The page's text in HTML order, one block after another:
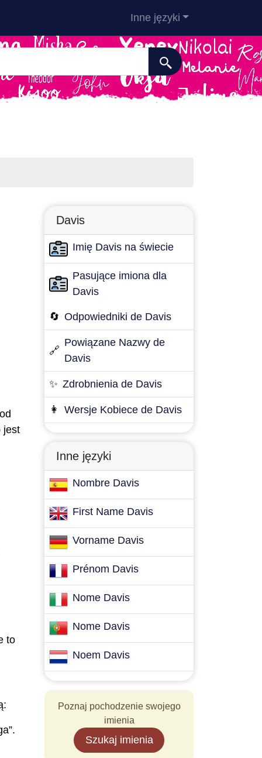
Inne języki
jest
to
Davis
Imię Davis na świecie
Pasujące imiona dla
Davis
🔄 Odpowiedniki de Davis
🔗
Powiązane Nazwy de
Davis
✨ Zdrobnienia de Davis
👩 Wersje Kobiece de Davis
Inne języki
Nombre Davis
First Name Davis
Vorname Davis
Prénom Davis
Nome Davis
Nome Davis
Noem Davis
Poznaj pochodzenie swojego
imienia
Szukaj imienia